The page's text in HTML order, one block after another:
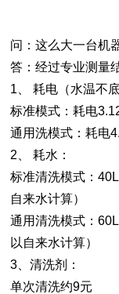
问：这么大一台机
答：经过专业测量
1、
耗电（水温不
标准模式：耗电
通用洗模式：耗电
2、
耗水：
标准清洗模式：
自来水计算）
通用清洗模式：
以自来水计算）
3、清洗剂：
单次清洗约9元